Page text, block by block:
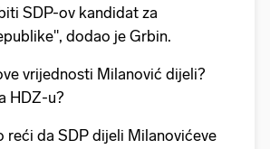
SDP-ov kandidat za
dodao je Grbin.
vrijednosti Milanović dijeli?
HDZ-u?
reći da SDP dijeli Milanovićeve